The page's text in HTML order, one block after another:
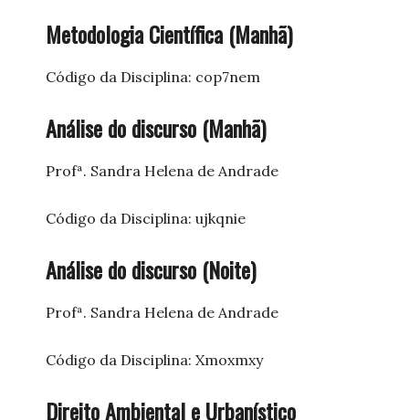
Metodologia Científica (Manhã)
Código da Disciplina: cop7nem
Análise do discurso (Manhã)
Profª. Sandra Helena de Andrade
Código da Disciplina: ujkqnie
Análise do discurso (Noite)
Profª. Sandra Helena de Andrade
Código da Disciplina: Xmoxmxy
Direito Ambiental e Urbanístico